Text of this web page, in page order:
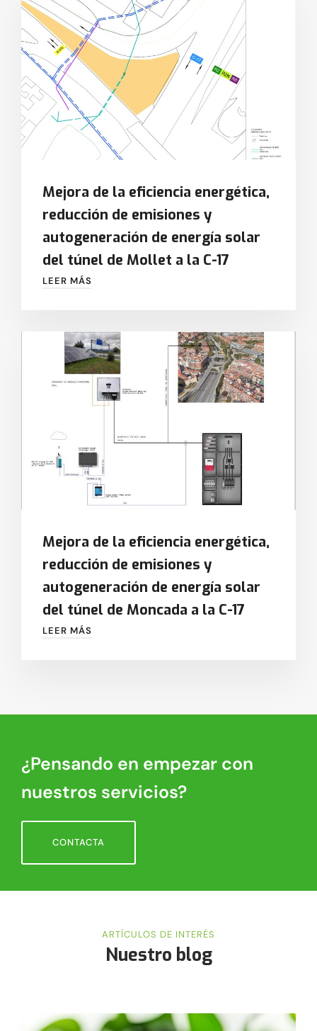
Mejora de la eficiencia energética,
reducción de emisiones y
autogeneración de energía solar
del túnel de Mollet a la C-17
LEER MÁS
Mejora de la eficiencia energética,
reducción de emisiones y
autogeneración de energía solar
del túnel de Moncada a la C-17
LEER MÁS
¿Pensando en empezar con
nuestros servicios?
CONTACTA
ARTÍCULOS DE INTERÉS
Nuestro blog